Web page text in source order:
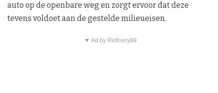
auto op de openbare weg en zorgt ervoor dat deze
tevens voldoet aan de gestelde milieueisen.
▼ Ad by Refinery89